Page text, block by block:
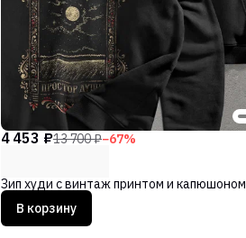
4 453 ₽13 700 ₽−67%
Зип худи с винтаж принтом и капюшоном
В корзину